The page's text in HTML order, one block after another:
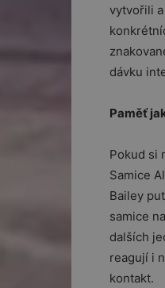
vytvořili
dávku
Paměť
Pokud si
Samice
Bailey
samice
dalších
reagují i
kontakt.